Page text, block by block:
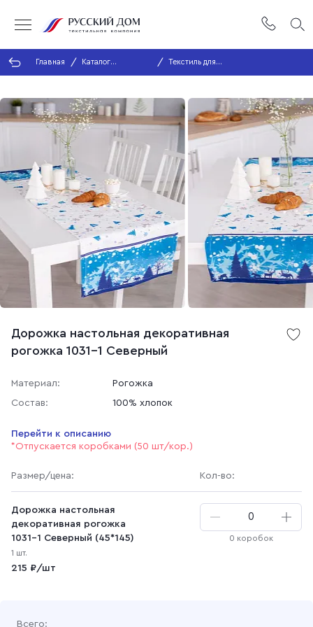
Главная
Каталог
продукции
Текстиль для
кухни
Дорожка настольная декоративная
рогожка 1031-1 Северный
Материал:
Рогожка
Состав:
100% хлопок
Перейти к описанию
*Отпускается коробками (50 шт/кор.)
Размер/цена: Кол-во:
Дорожка настольная
декоративная рогожка
1031-1 Северный (45*145)
1 шт.
215 ₽/шт
0 коробок
Всего: